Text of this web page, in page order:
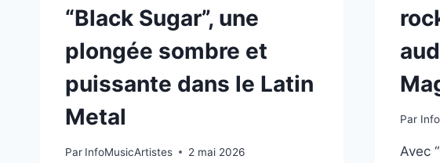
“Black Sugar”, une
plongée sombre et
puissante dans le Latin
Metal
Par InfoMusicArtistes 2 mai 2026
Par
Avec